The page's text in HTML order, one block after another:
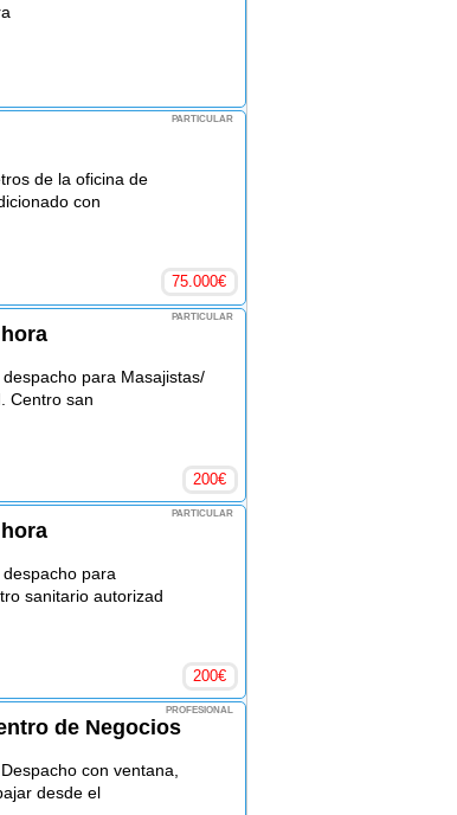
PARTICULAR
de la oficina de
con
75.000€
PARTICULAR
para Masajistas/
Centro san
200€
PARTICULAR
para
sanitario autorizad
200€
PROFESIONAL
de Negocios
con ventana,
desde el